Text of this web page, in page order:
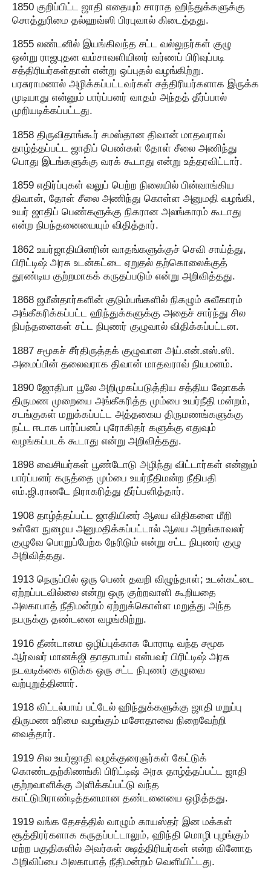
1850 குறிப்பிட்ட ஜாதி எதையும் சாராத ஹிந்துக்களுக்கு
சொத்துரிமை தல்ஹவ்ஸி பிரபுவால் கிடைத்தது.
1855 லண்டனில் இயங்கிவந்த சட்ட வல்லுநர்கள் குழு
ஒன்று ராஜபுதன வம்சாவளியினர் வர்ணப் பிரிவுப்படி
சத்திரியர்கள்தான் என்று ஒப்புதல் வழங்கிற்று.
பரசுராமனால் அழிக்கப்பட்டவர்கள் சத்திரியர்களாக இருக்க
முடியாது என்னும் பார்ப்பனர் வாதம் அந்தத் தீர்ப்பால்
முறியடிக்கப்பட்டது.
1858 திருவிதாங்கூர் சமஸ்தான திவான் மாதவராவ்
தாழ்த்தப்பட்ட ஜாதிப் பெண்கள் தோள் சீலை அணிந்து
பொது இடங்களுக்கு வரக் கூடாது என்று உத்தரவிட்டார்.
1859 எதிர்ப்புகள் வலுப் பெற்ற நிலையில் பின்வாங்கிய
திவான், தோள் சீலை அணிந்து கொள்ள அனுமதி வழங்கி,
உயர் ஜாதிப் பெண்களுக்கு நிகரான அலங்காரம் கூடாது
என்ற நிபந்தனையையும் விதித்தார்.
1862 உயர்ஜாதியினரின் வாதங்களுக்குச் செவி சாய்த்து,
பிரிட்டிஷ் அரசு உடன்கட்டை ஏறுதல் தற்கொலைக்குத்
தூண்டிய குற்றமாகக் கருதப்படும் என்று அறிவித்தது.
1868 ஜமீன்தார்களின் குடும்பங்களில் நிகழும் சுவீகாரம்
அங்கீகரிக்கப்பட்ட ஹிந்துக்களுக்கு அதைச் சார்ந்து சில
நிபந்தனைகள் சட்ட நிபுணர் குழுவால் விதிக்கப்பட்டன.
1887 சமூகச் சீர்திருத்தக் குழுவான அய்.என்.எஸ்.ஸி.
அமைப்பின் தலைவராக திவான் மாதவராவ் நியமனம்.
1890 ஜோதிபா பூலே அறிமுகப்படுத்திய சத்திய ஷோகக்
திருமண முறையை அங்கீகரித்த மும்பை உயர்நீதி மன்றம்,
சடங்குகள் மறுக்கப்பட்ட அத்தகைய திருமணங்களுக்கு
நட்ட ஈடாக பார்ப்பனப் புரோகிதர் களுக்கு எதுவும்
வழங்கப்படக் கூடாது என்று அறிவித்தது.
1898 வைசியர்கள் பூண்டோடு அழிந்து விட்டார்கள் என்னும்
பார்ப்பனர் கருத்தை மும்பை உயர்நீதிமன்ற நீதிபதி
எம்.ஜி.ரானடே நிராகரித்து தீர்ப்பளித்தார்.
1908 தாழ்த்தப்பட்ட ஜாதியினர் ஆலய விதிகளை மீறி
உள்ளே நுழைய அனுமதிக்கப்பட்டால் ஆலய அறங்காவலர்
குழுவே பொறுப்பேற்க நேரிடும் என்று சட்ட நிபுணர் குழு
அறிவித்தது.
1913 நெருப்பில் ஒரு பெண் தவறி விழுந்தாள்; உடன்கட்டை
ஏற்றப்படவில்லை என்று ஒரு குற்றவாளி கூறியதை
அலகாபாத் நீதிமன்றம் ஏற்றுக்கொள்ள மறுத்து அந்த
நபருக்கு தண்டனை வழங்கிற்று.
1916 தீண்டாமை ஒழிப்புக்காக போராடி வந்த சமூக
ஆர்வலர் மானக்ஜி தாதாபாய் என்பவர் பிரிட்டிஷ் அரசு
நடவடிக்கை எடுக்க ஒரு சட்ட நிபுணர் குழுவை
வற்புறுத்தினார்.
1918 விட்டல்பாய் பட்டேல் ஹிந்துக்களுக்கு ஜாதி மறுப்பு
திருமண உரிமை வழங்கும் மசோதாவை நிறைவேற்றி
வைத்தார்.
1919 சில உயர்ஜாதி வழக்குரைஞர்கள் கேட்டுக்
கொண்டதற்கிணங்கி பிரிட்டிஷ் அரசு தாழ்த்தப்பட்ட ஜாதி
குற்றவாளிக்கு அளிக்கப்பட்டு வந்த
காட்டுமிராண்டித்தனமான தண்டனையை ஒழித்தது.
1919 வங்க தேசத்தில் வாழும் காயஸ்தர் இன மக்கள்
சூத்திரர்களாக கருதப்பட்டாலும், ஹிந்தி மொழி புழங்கும்
மற்ற பகுதிகளில் அவர்கள் க்ஷத்திரியர்கள் என்ற வினோத
அறிவிப்பை அலகாபாத் நீதிமன்றம் வெளியிட்டது.